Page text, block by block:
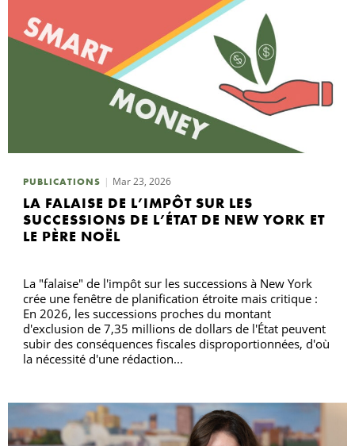
PUBLICATIONS Mar 23, 2026
LA FALAISE DE L’IMPÔT SUR LES
SUCCESSIONS DE L’ÉTAT DE NEW YORK ET
LE PÈRE NOËL
La "falaise" de l'impôt sur les successions à New York
crée une fenêtre de planification étroite mais critique :
En 2026, les successions proches du montant
d'exclusion de 7,35 millions de dollars de l'État peuvent
subir des conséquences fiscales disproportionnées, d'où
la nécessité d'une rédaction...